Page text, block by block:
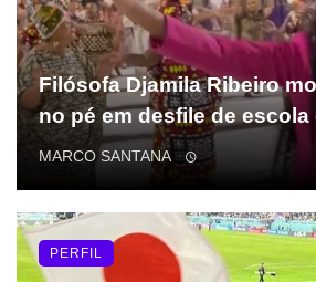
Filósofa Djamila Ribeiro
no pé em desfile de escola
MARCO SANTANA
PERFIL